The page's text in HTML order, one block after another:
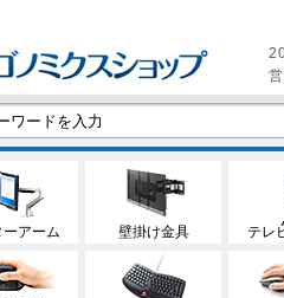
ーアーム 壁掛け金具 テレ